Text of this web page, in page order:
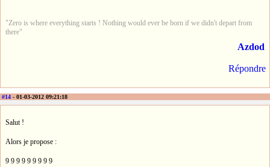
"Zero is where everything starts ! Nothing would ever be born if we didn't depart from
there"
Azdod
Répondre
#14 - 01-03-2012 09:21:18
Salut !
Alors je propose :
9 9 9 9 9 9 9 9 9